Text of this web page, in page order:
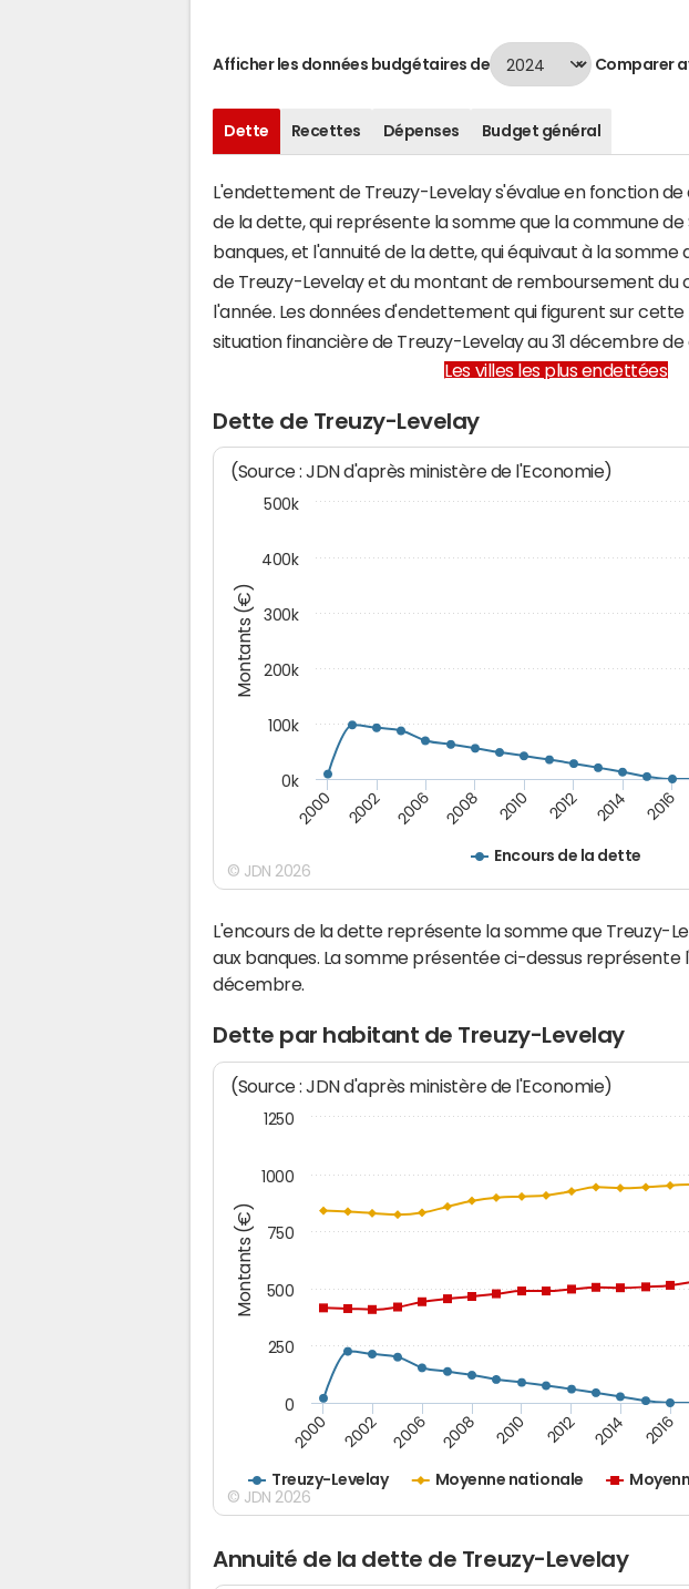
Afficher les données budgétaires de Comparer
Dette Recettes Dépenses Budget général
L'endettement de Treuzy-Levelay s'évalue en fonction de
de la dette, qui représente la somme que la commune
banques, et l'annuité de la dette, qui équivaut à la
de Treuzy-Levelay et du montant de remboursement du
l'année. Les données d'endettement qui figurent sur
situation financière de Treuzy-Levelay au 31 décembre de
Les villes les plus endettées
Dette de Treuzy-Levelay
Montants (€)
(Source : JDN d'après ministère de l'Economie)
Encours de la dette
2000 2002 2006 2008 2010 2012 2014 2016
0k
100k
200k
300k
400k
500k
© JDN 2026
L'encours de la dette représente la somme que Treuzy-
aux banques. La somme présentée ci-dessus représente
décembre.
Dette par habitant de Treuzy-Levelay
Montants (€)
(Source : JDN d'après ministère de l'Economie)
Treuzy-Levelay Moyenne nationale
2000 2002 2006 2008 2010 2012 2014 2016
0
250
500
750
1000
1250
© JDN 2026
Annuité de la dette de Treuzy-Levelay